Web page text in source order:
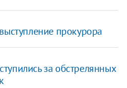
прокурора
за обстрелянных